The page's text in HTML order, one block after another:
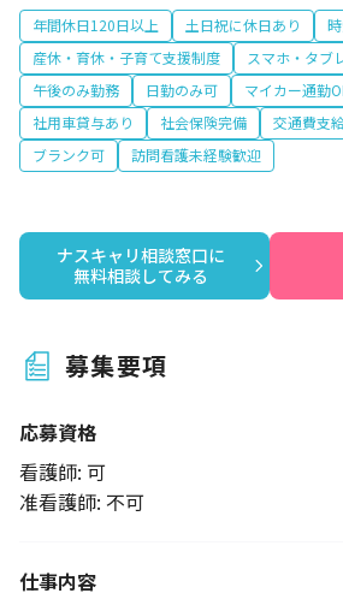
年間休日120日以上 土日祝に休日あり
産休・育休・子育て支援制度
スマホ・タブ
午後のみ勤務
日勤のみ可 マイカー通勤
社用車貸与あり
社会保険完備 交通費支
ブランク可
訪問看護未経験歓迎
ナスキャリ相談窓口に
無料相談してみる
募集要項
応募資格
看護師: 可
准看護師: 不可
仕事内容